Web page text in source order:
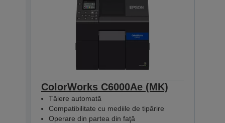
ColorWorks C6000Ae (MK)
Tăiere automată
Compatibilitate cu mediile de tipărire
Operare din partea din faţă